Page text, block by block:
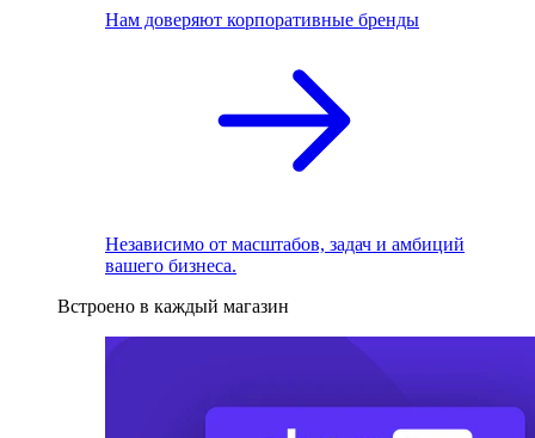
Нам доверяют корпоративные бренды
Независимо от масштабов, задач и амбиций
вашего бизнеса.
Встроено в каждый магазин